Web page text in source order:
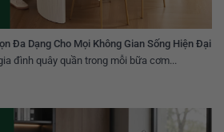
Đa Dạng Cho Mọi Không Gian Sống Hiện Đại
đình quây quần trong mỗi bữa cơm...